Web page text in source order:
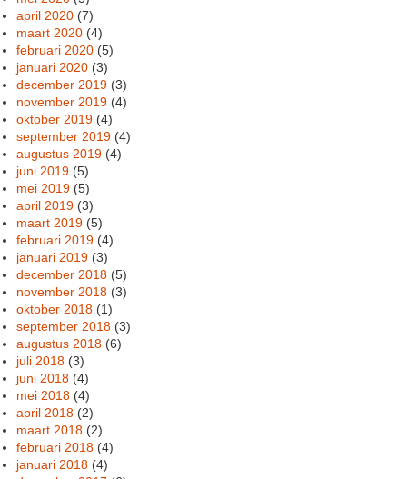
april 2020 (7)
maart 2020 (4)
februari 2020 (5)
januari 2020 (3)
december 2019 (3)
november 2019 (4)
oktober 2019 (4)
september 2019 (4)
augustus 2019 (4)
juni 2019 (5)
mei 2019 (5)
april 2019 (3)
maart 2019 (5)
februari 2019 (4)
januari 2019 (3)
december 2018 (5)
november 2018 (3)
oktober 2018 (1)
september 2018 (3)
augustus 2018 (6)
juli 2018 (3)
juni 2018 (4)
mei 2018 (4)
april 2018 (2)
maart 2018 (2)
februari 2018 (4)
januari 2018 (4)